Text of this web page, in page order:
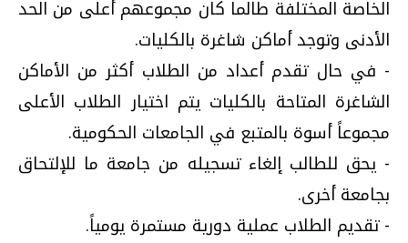
الخاصة المختلفة طالما كان مجموعهم أعلى من الحد
الأدنى وتوجد أماكن شاغرة بالكليات.
- في حال تقدم أعداد من الطلاب أكثر من الأماكن
الشاغرة المتاحة بالكليات يتم اختيار الطلاب الأعلى
مجموعاً أسوة بالمتبع في الجامعات الحكومية.
- يحق للطالب إلغاء تسجيله من جامعة ما للإلتحاق
بجامعة أخرى.
- تقديم الطلاب عملية دورية مستمرة يومياً.